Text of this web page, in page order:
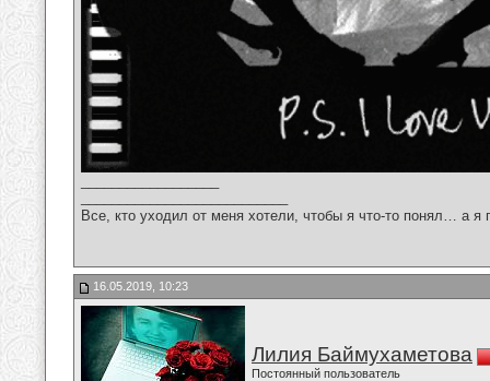
Все, кто уходил от меня хотели, чтобы я что-то понял… а
16.05.2019, 10:23
Лилия Баймухаметова
Постоянный пользователь